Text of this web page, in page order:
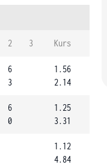
2 3 Kurs
6
3
1.56
2.14
6
0
1.25
3.31
1.12
4.84